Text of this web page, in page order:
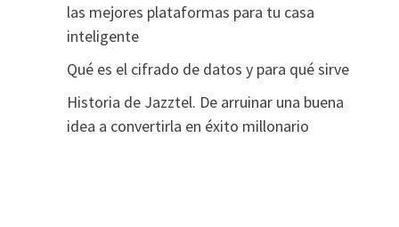
las mejores plataformas para tu casa
inteligente
Qué es el cifrado de datos y para qué sirve
Historia de Jazztel. De arruinar una buena
idea a convertirla en éxito millonario